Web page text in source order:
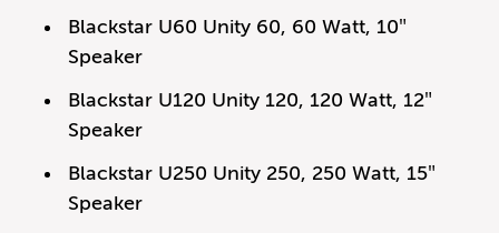
Blackstar U60 Unity 60, 60 Watt, 10″
Speaker
Blackstar U120 Unity 120, 120 Watt, 12″
Speaker
Blackstar U250 Unity 250, 250 Watt, 15″
Speaker